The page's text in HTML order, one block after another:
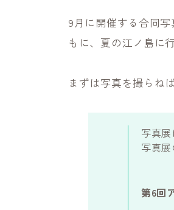
9月に開催する合同
もに、夏の江ノ島に
まずは写真を撮らね
写真展
写真
第6回